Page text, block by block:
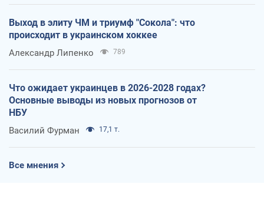
Выход в элиту ЧМ и триумф "Сокола": что
происходит в украинском хоккее
Александр Липенко 789
Что ожидает украинцев в 2026-2028 годах?
Основные выводы из новых прогнозов от
НБУ
Василий Фурман 17,1 т.
Все мнения